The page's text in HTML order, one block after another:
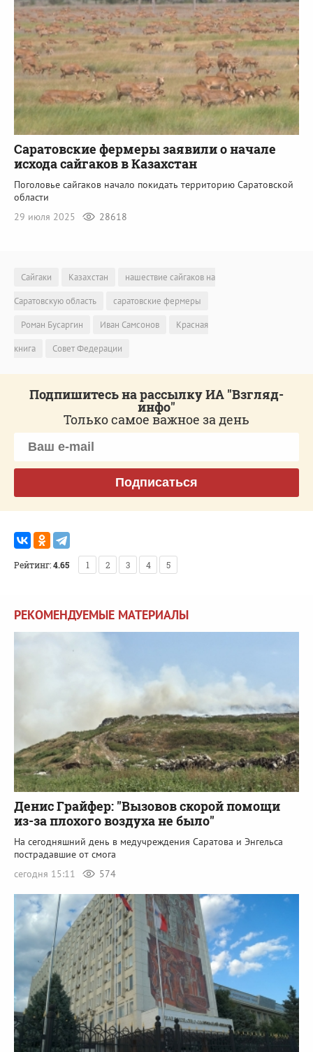
Саратовские фермеры заявили о начале
исхода сайгаков в Казахстан
Поголовье сайгаков начало покидать территорию Саратовской
области
29 июля 2025
28618
Сайгаки Казахстан
нашествие сайгаков на
Саратовскую область
саратовские фермеры
Роман Бусаргин
Иван Самсонов
Красная
книга
Совет Федерации
Подпишитесь на рассылку ИА "Взгляд-
инфо"
Только самое важное за день
Подписаться
Рейтинг:4.65 1 2 3 4 5
РЕКОМЕНДУЕМЫЕ МАТЕРИАЛЫ
Денис Грайфер: "Вызовов скорой помощи
из-за плохого воздуха не было"
На сегодняшний день в медучреждения Саратова и Энгельса
пострадавшие от смога
сегодня 15:11
574